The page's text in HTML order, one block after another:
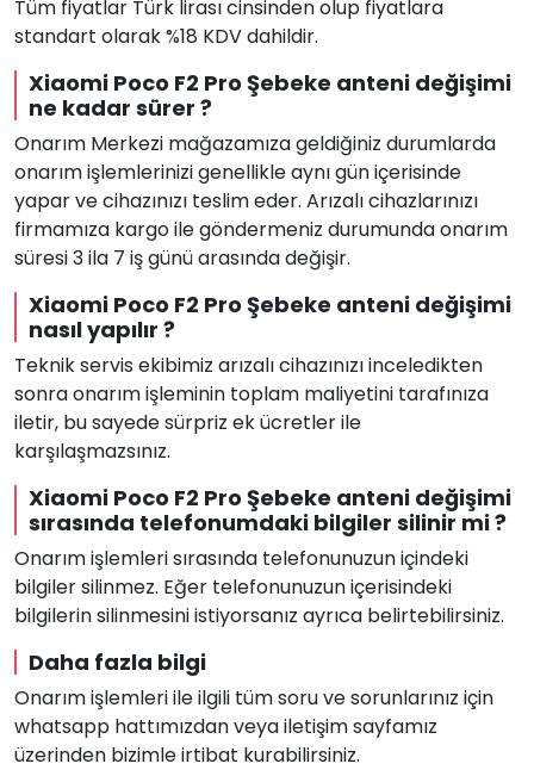
Tüm fiyatlar Türk lirası cinsinden olup fiyatlara
standart olarak %18 KDV dahildir.
Xiaomi Poco F2 Pro Şebeke anteni değişimi
ne kadar sürer ?
Onarım Merkezi mağazamıza geldiğiniz durumlarda
onarım işlemlerinizi genellikle aynı gün içerisinde
yapar ve cihazınızı teslim eder. Arızalı cihazlarınızı
firmamıza kargo ile göndermeniz durumunda onarım
süresi 3 ila 7 iş günü arasında değişir.
Xiaomi Poco F2 Pro Şebeke anteni değişimi
nasıl yapılır ?
Teknik servis ekibimiz arızalı cihazınızı inceledikten
sonra onarım işleminin toplam maliyetini tarafınıza
iletir, bu sayede sürpriz ek ücretler ile
karşılaşmazsınız.
Xiaomi Poco F2 Pro Şebeke anteni değişimi
sırasında telefonumdaki bilgiler silinir mi ?
Onarım işlemleri sırasında telefonunuzun içindeki
bilgiler silinmez. Eğer telefonunuzun içerisindeki
bilgilerin silinmesini istiyorsanız ayrıca belirtebilirsiniz.
Daha fazla bilgi
Onarım işlemleri ile ilgili tüm soru ve sorunlarınız için
whatsapp hattımızdan veya iletişim sayfamız
üzerinden bizimle irtibat kurabilirsiniz.